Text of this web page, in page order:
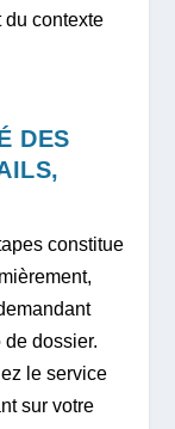
du contexte
DES
constitue
de dossier.
le service
sur votre